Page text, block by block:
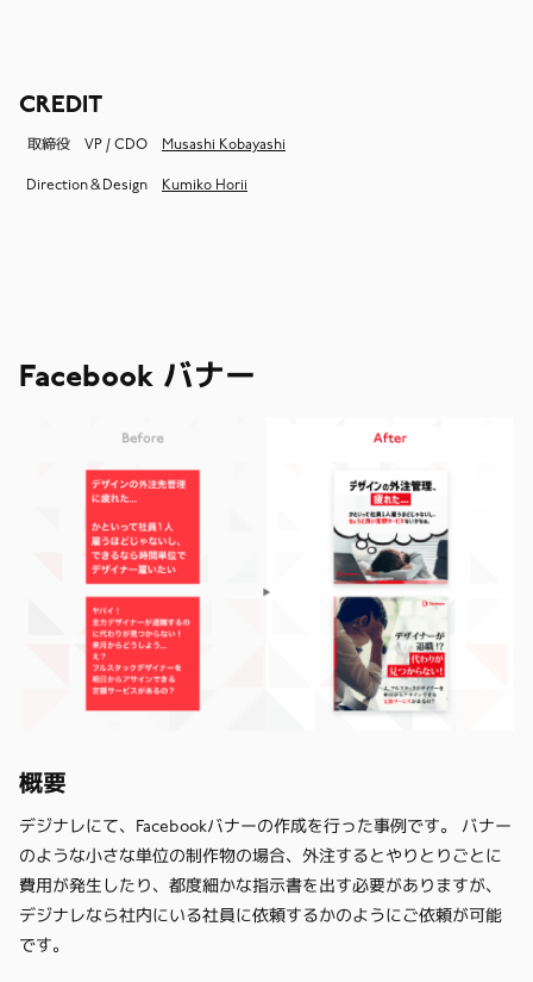
CREDIT
取締役 VP / CDO Musashi Kobayashi
Direction＆Design Kumiko Horii
Facebook バナー
概要
デジナレにて、Facebookバナーの作成を行った事例です。 バナー
のような小さな単位の制作物の場合、外注するとやりとりごとに
費用が発生したり、都度細かな指示書を出す必要がありますが、
デジナレなら社内にいる社員に依頼するかのようにご依頼が可能
です。